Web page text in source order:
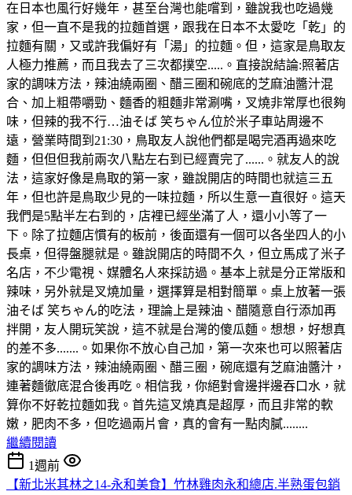
在日本也風行好幾年，甚至台灣也能嚐到，雖說我也吃過幾
家，但一直不是我的拉麵首選，跟我在日本不太愛吃「乾」的
拉麵有關，又或許我偏好有「湯」的拉麵。但，這家是鳥取友
人極力推薦，而且我去了三次都撲空.....。直接說結論:照著店
家的調味方法，辣油繞兩圈、醋三圈和碗底的芝麻油醬汁混
合、加上粗帶嚼勁、麵香的粗麵非常涮嘴，叉燒非常厚也很夠
味，但辣的我不行…油そば 笑ちゃん位於米子車站周邊不
遠，營業時間到21:30，鳥取友人說他們都是喝完酒再過來吃
麵，但但但我前兩次八點左右到已經賣完了......。就友人的說
法，這家好像是鳥取的第一家，雖說開店的時間也就這三五
年，但也許是鳥取少見的一味拉麵，所以生意一直很好。這天
我們是5點半左右到的，店裡已經坐滿了人，還小小等了一
下。除了拉麵店慣有的板前，後面還有一個可以各坐四人的小
長桌，但得盤腿就是。雖說開店的時間不久，但立馬成了米子
名店，不少電視、媒體名人來採訪過。基本上就是分正常版和
辣味，另外就是叉燒加量，選擇算是相對簡單。桌上放著一張
油そば 笑ちゃん的吃法，理論上是辣油、醋隨意自行添加再
拌開，友人開玩笑說，這不就是台灣的傻瓜麵。想想，好想真
的差不多.......。如果你不放心自己加，第一次來也可以照著店
家的調味方法，辣油繞兩圈、醋三圈，碗底還有芝麻油醬汁，
連著麵徹底混合後再吃。相信我，你絕對會邊拌邊吞口水，就
算你不好乾拉麵如我。首先這叉燒真是超厚，而且非常的軟
嫩，肥肉不多，但吃過兩片會，真的會有一點肉膩........
繼續閱讀
1週前
【新北米其林之14-永和美食】竹林雞肉永和總店.半熟蛋包銷